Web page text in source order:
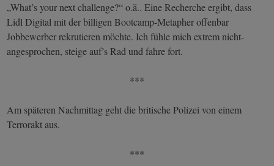
„What’s your next challenge?“ o.ä.. Eine Recherche ergibt, dass
Lidl Digital mit der billigen Bootcamp-Metapher offenbar
Jobbewerber rekrutieren möchte. Ich fühle mich extrem nicht-
angesprochen, steige auf’s Rad und fahre fort.
***
Am späteren Nachmittag geht die britische Polizei von einem
Terrorakt aus.
***